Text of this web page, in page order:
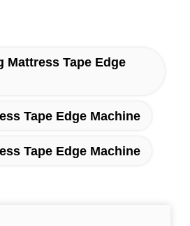
Mattress Tape Edge
Tape Edge Machine
Tape Edge Machine